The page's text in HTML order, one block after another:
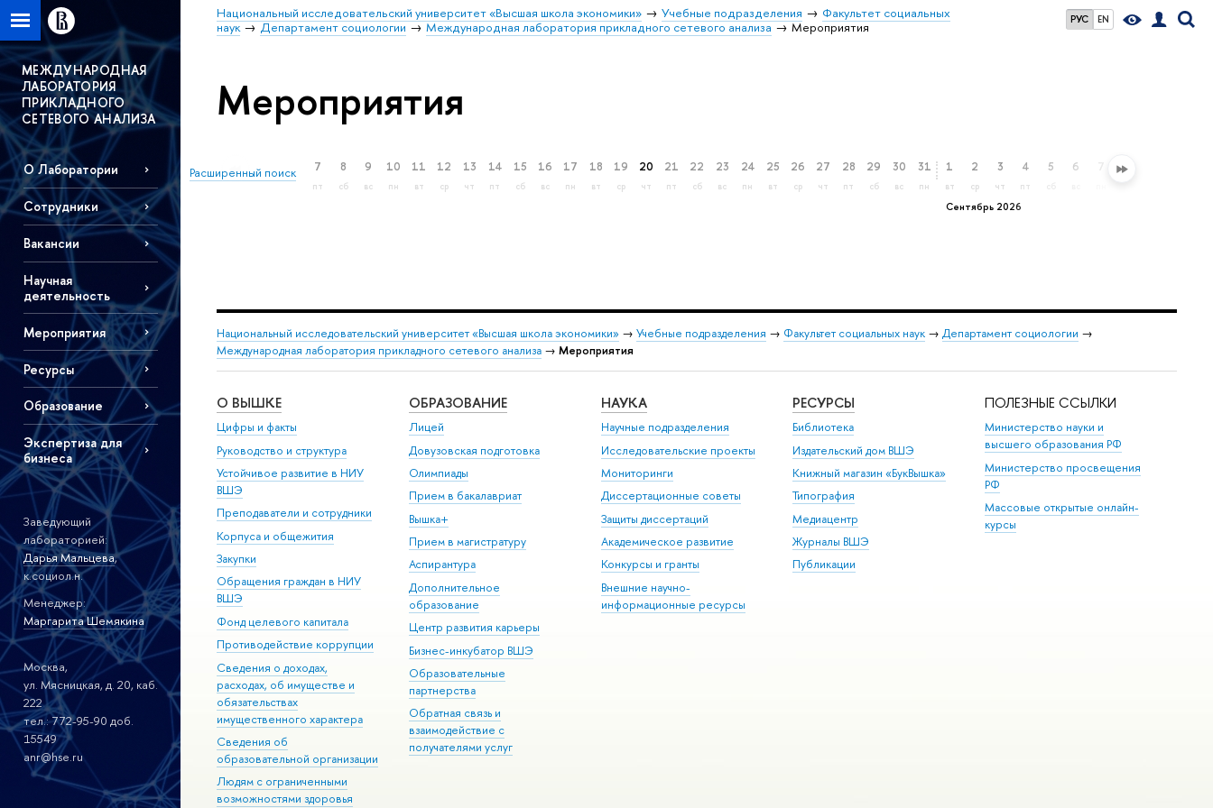
РУС EN
Национальный исследовательский университет «Высшая школа экономики» Учебные подразделения
Факультет социальных
наук
Департамент социологии Международная лаборатория прикладного сетевого анализа Мероприятия
МЕЖДУНАРОДНАЯ
ЛАБОРАТОРИЯ
ПРИКЛАДНОГО
СЕТЕВОГО АНАЛИЗА
О Лаборатории
Сотрудники
Вакансии
Научная
деятельность
Мероприятия
Ресурсы
Образование
Экспертиза для
бизнеса
Заведующий
лабораторией:
Дарья Мальцева,
к.социол.н.
Менеджер:
Маргарита Шемякина
Москва,
ул. Мясницкая, д. 20, каб.
222
тел.: 772-95-90 доб.
15549
anr@hse.ru
Мероприятия
Расширенный поиск 7
пт
8
сб
9
вс
10
пн
11
вт
12
ср
13
чт
14
пт
15
сб
16
вс
17
пн
18
вт
19
ср
20
чт
21
пт
22
сб
23
вс
24
пн
25
вт
26
ср
27
чт
28
пт
29
сб
30
вс
31
пн
Сентябрь 2026
1
вт
2
ср
3
чт
4
пт
5 6 8
Национальный исследовательский университет «Высшая школа экономики» → Учебные подразделения → Факультет социальных наук → Департамент социологии →
Международная лаборатория прикладного сетевого анализа → Мероприятия
О ВЫШКЕ
Цифры и факты
Руководство и структура
Устойчивое развитие в НИУ
ВШЭ
Преподаватели и сотрудники
Корпуса и общежития
Закупки
Обращения граждан в НИУ
ВШЭ
Фонд целевого капитала
Противодействие коррупции
Сведения о доходах,
расходах, об имуществе и
обязательствах
имущественного характера
Сведения об
образовательной организации
Людям с ограниченными
возможностями здоровья
ОБРАЗОВАНИЕ
Лицей
Довузовская подготовка
Олимпиады
Прием в бакалавриат
Вышка+
Прием в магистратуру
Аспирантура
Дополнительное
образование
Центр развития карьеры
Бизнес-инкубатор ВШЭ
Образовательные
партнерства
Обратная связь и
взаимодействие с
получателями услуг
НАУКА
Научные подразделения
Исследовательские проекты
Мониторинги
Диссертационные советы
Защиты диссертаций
Академическое развитие
Конкурсы и гранты
Внешние научно-
информационные ресурсы
РЕСУРСЫ
Библиотека
Издательский дом ВШЭ
Книжный магазин «БукВышка»
Типография
Медиацентр
Журналы ВШЭ
Публикации
ПОЛЕЗНЫЕ ССЫЛКИ
Министерство науки и
высшего образования РФ
Министерство просвещения
РФ
Массовые открытые онлайн-
курсы